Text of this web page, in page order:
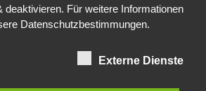
& DOPPELBOCK
Samstagern
der eigenen Volksmusik «ännet
deaktivieren. Für weitere Informationen
Datenschutzbestimmungen.
Externe Dienste